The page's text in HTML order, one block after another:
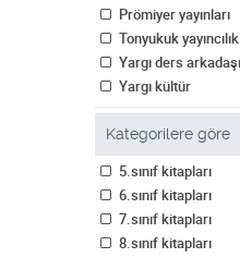
Prömiyer yayınları
Tonyukuk yayıncılık
Yargı ders
Yargı kültür
Yargı yayınevi
Yediiklim yayınları
Kategorilere göre
5.sınıf kitapları
6.sınıf kitapları
7.sınıf kitapları
8.sınıf kitapları